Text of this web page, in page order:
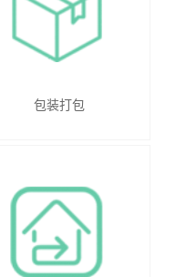
包装打包